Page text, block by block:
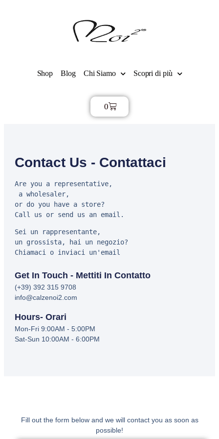
Shop Blog Chi Siamo Scopri di più
0
Contact Us - Contattaci
Are you a representative,
a wholesaler,
or do you have a store?
Call us or send us an email.
Sei un rappresentante,
un grossista, hai un negozio?
Chiamaci o inviaci un'email
Get In Touch - Mettiti In Contatto
(+39) 392 315 9708
info@calzenoi2.com
Hours- Orari
Mon-Fri 9:00AM - 5:00PM
Sat-Sun 10:00AM - 6:00PM
Fill out the form below and we will contact you as soon as
possible!